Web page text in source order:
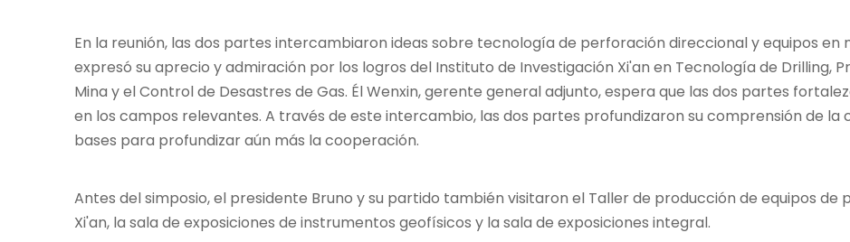
En la reunión, las dos partes intercambiaron ideas sobre tecnología de perforación direccional y equipos en
expresó su aprecio y admiración por los logros del Instituto de Investigación Xi'an en Tecnología de Drilling,
Mina y el Control de Desastres de Gas. Él Wenxin, gerente general adjunto, espera que las dos partes
en los campos relevantes. A través de este intercambio, las dos partes profundizaron su comprensión de la
bases para profundizar aún más la cooperación.
Antes del simposio, el presidente Bruno y su partido también visitaron el Taller de producción de equipos
Xi'an, la sala de exposiciones de instrumentos geofísicos y la sala de exposiciones integral.